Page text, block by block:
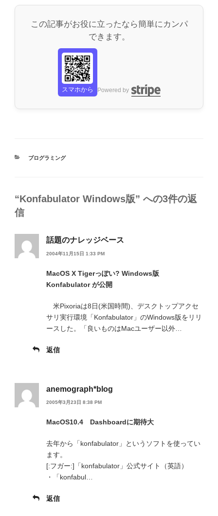
この記事がお役に立ったなら簡単にカンパ
できます。
スマホから Powered by
カ
プログラミング
“Konfabulator Windows版” への3件の返
信
話題のナレッジベース
2004年11月15日 1:33 PM
MacOS X Tigerっぽい? Windows版
Konfabulator が公開
米Pixoriaは8日(米国時間)、デスクトップアクセ
サリ実行環境「Konfabulator」のWindows版をリリ
ースした。「良いものはMacユーザー以外…
返信
anemograph*blog
2005年3月23日 8:38 PM
MacOS10.4 Dashboardに期待大
去年から「konfabulator」というソフトを使ってい
ます。
[:フガー:]「konfabulator」公式サイト（英語）
・「konfabul…
返信